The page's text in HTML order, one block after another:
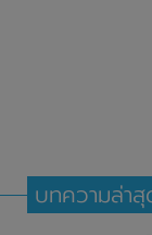
บทความล่าสุ